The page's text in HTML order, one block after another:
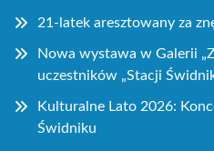
21-latek aresztowany za
Nowa wystawa w Galerii
uczestników „Stacji
Kulturalne Lato 2026:
Świdniku